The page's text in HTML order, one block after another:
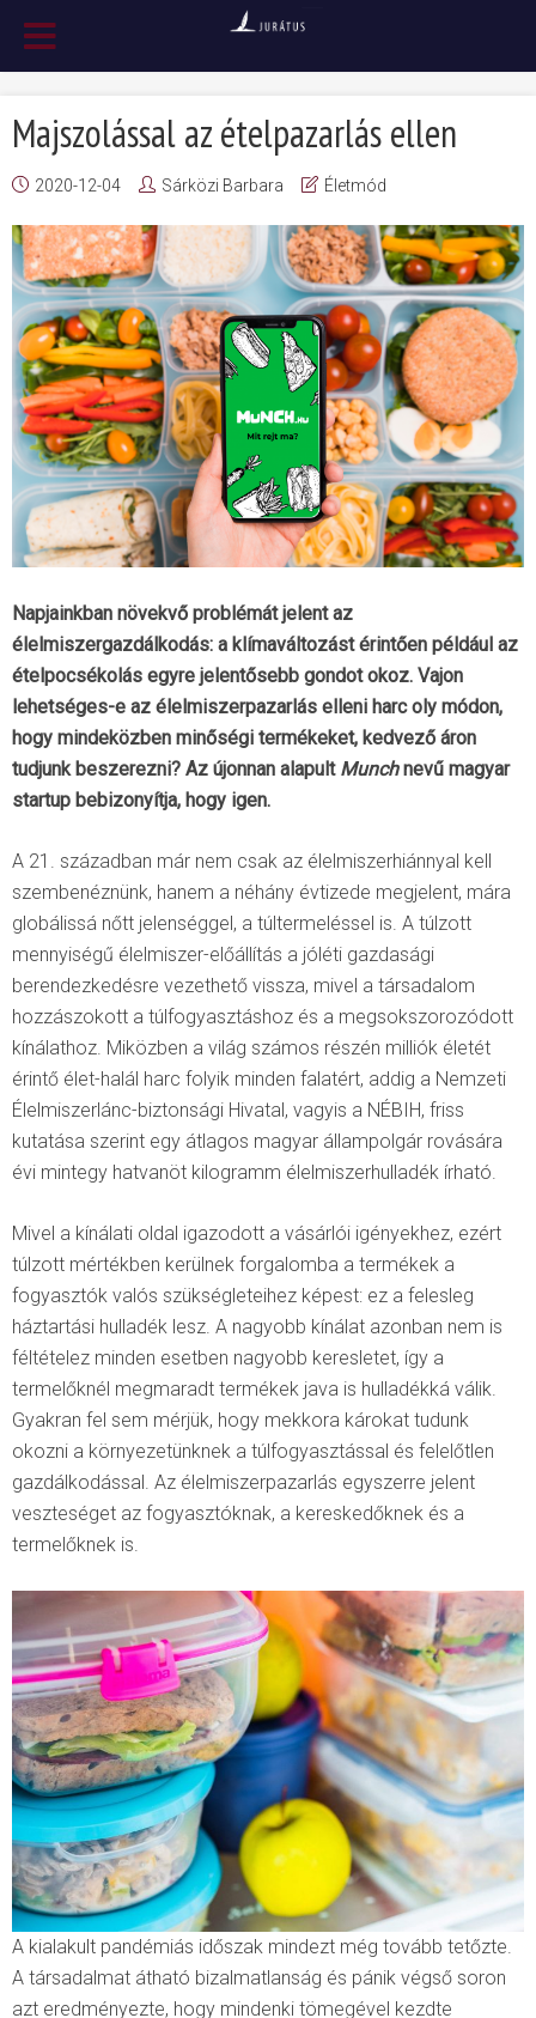
Majszolással az ételpazarlás ellen
2020-12-04 Sárközi Barbara Életmód
Napjainkban növekvő problémát jelent az
élelmiszergazdálkodás: a klímaváltozást érintően például az
ételpocsékolás egyre jelentősebb gondot okoz. Vajon
lehetséges-e az élelmiszerpazarlás elleni harc oly módon,
hogy mindeközben minőségi termékeket, kedvező áron
tudjunk beszerezni? Az újonnan alapult Munchnevű magyar
startup bebizonyítja, hogy igen.
A 21. században már nem csak az élelmiszerhiánnyal kell
szembenéznünk, hanem a néhány évtizede megjelent, mára
globálissá nőtt jelenséggel, a túltermeléssel is. A túlzott
mennyiségű élelmiszer-előállítás a jóléti gazdasági
berendezkedésre vezethető vissza, mivel a társadalom
hozzászokott a túlfogyasztáshoz és a megsokszorozódott
kínálathoz. Miközben a világ számos részén milliók életét
érintő élet-halál harc folyik minden falatért, addig a Nemzeti
Élelmiszerlánc-biztonsági Hivatal, vagyis a NÉBIH, friss
kutatása szerint egy átlagos magyar állampolgár rovására
évi mintegy hatvanöt kilogramm élelmiszerhulladék írható.
Mivel a kínálati oldal igazodott a vásárlói igényekhez, ezért
túlzott mértékben kerülnek forgalomba a termékek a
fogyasztók valós szükségleteihez képest: ez a felesleg
háztartási hulladék lesz. A nagyobb kínálat azonban nem is
féltételez minden esetben nagyobb keresletet, így a
termelőknél megmaradt termékek java is hulladékká válik.
Gyakran fel sem mérjük, hogy mekkora károkat tudunk
okozni a környezetünknek a túlfogyasztással és felelőtlen
gazdálkodással. Az élelmiszerpazarlás egyszerre jelent
veszteséget az fogyasztóknak, a kereskedőknek és a
termelőknek is.
A kialakult pandémiás időszak mindezt még tovább tetőzte.
A társadalmat átható bizalmatlanság és pánik végső soron
azt eredményezte, hogy mindenki tömegével kezdte